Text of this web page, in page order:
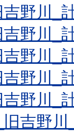
吉野川_
吉野川_
吉野川_
吉野川_
吉野川_
旧吉野